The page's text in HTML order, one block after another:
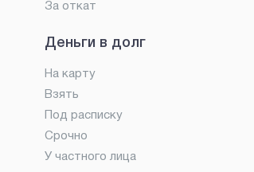
За откат
Деньги в долг
На карту
Взять
Под расписку
Срочно
У частного лица